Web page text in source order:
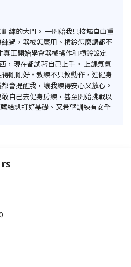
練的大門。 一開始我只接觸自由重
過，器械怎麼用、槓鈴怎麼調都不
真正開始學會器械操作和槓鈴設定
，現在都試著自己上手。 上課氣氛
剛剛好。教練不只教動作，連健身
會提醒我，讓我練得安心又放心。
自己去健身房練，甚至開始挑戰以
給想打好基礎、又希望訓練有安全